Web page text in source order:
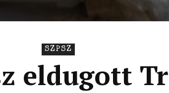
SZPSZ
eldugott